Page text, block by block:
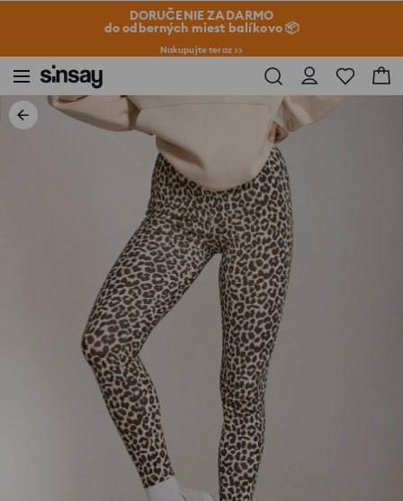
DORUČENIE ZADARMO
do odberných miest balíkovo 📦
Nakupujte teraz >>